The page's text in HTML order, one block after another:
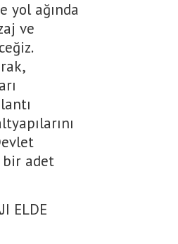
yol ağında
ve
bir adet
ELDE